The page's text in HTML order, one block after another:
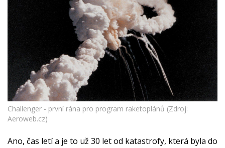
Challenger - první rána pro program raketoplánů (Zdroj:
Aeroweb.cz)
Ano, čas letí a je to už 30 let od katastrofy, která byla do